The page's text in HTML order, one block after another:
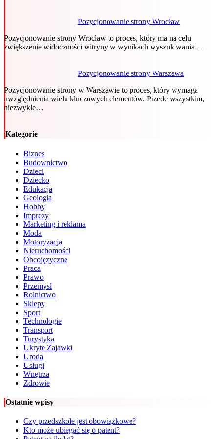
Pozycjonowanie strony Wrocław
Pozycjonowanie strony Wrocław to proces, który ma na celu
zwiększenie widoczności witryny w wynikach wyszukiwania.…
Pozycjonowanie strony Warszawa
Pozycjonowanie strony w Warszawie to proces, który wymaga
uwzględnienia wielu kluczowych elementów. Przede wszystkim,
niezwykle…
Kategorie
Biznes
Budownictwo
Dzieci
Dziecko
Edukacja
Geologia
Hobby
Imprezy
Marketing i reklama
Moda
Motoryzacja
Nieruchomości
Obcojęzyczne
Praca
Prawo
Przemysł
Rolnictwo
Sklepy
Sport
Technologie
Transport
Turystyka
Ukryte Zajawki
Uroda
Usługi
Wnętrza
Zdrowie
Ostatnie wpisy
Czy przedszkole jest obowiązkowe?
Kto może ubiegać się o patent?